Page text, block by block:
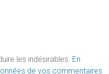
les indésirables. En
de vos commentaires